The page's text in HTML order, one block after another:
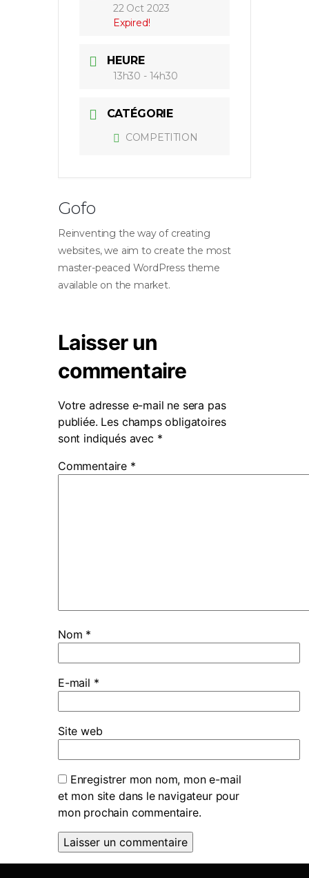
22 Oct 2023
Expired!
HEURE
13h30 - 14h30
CATÉGORIE
COMPETITION
Gofo
Reinventing the way of creating
websites, we aim to create the most
master-peaced WordPress theme
available on the market.
Laisser un
commentaire
Votre adresse e-mail ne sera pas
publiée. Les champs obligatoires
sont indiqués avec *
Commentaire *
Nom *
E-mail *
Site web
Enregistrer mon nom, mon e-mail
et mon site dans le navigateur pour
mon prochain commentaire.